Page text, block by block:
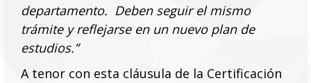
departamento. Deben seguir el mismo
trámite y reflejarse en un nuevo plan de
estudios.”
A tenor con esta cláusula de la Certificación